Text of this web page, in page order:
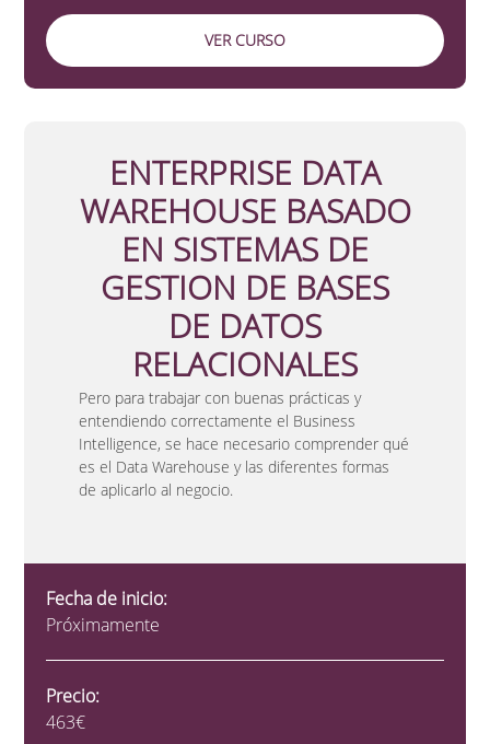
VER CURSO
ENTERPRISE DATA
WAREHOUSE BASADO
EN SISTEMAS DE
GESTION DE BASES
DE DATOS
RELACIONALES
Pero para trabajar con buenas prácticas y
entendiendo correctamente el Business
Intelligence, se hace necesario comprender qué
es el Data Warehouse y las diferentes formas
de aplicarlo al negocio.
Fecha de inicio:
Próximamente
Precio:
463€